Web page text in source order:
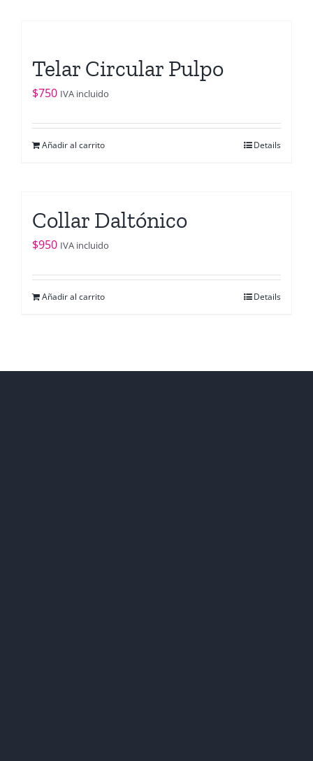
Telar Circular Pulpo
$750 IVA incluido
Añadir al carrito Details
Collar Daltónico
$950 IVA incluido
Añadir al carrito Details